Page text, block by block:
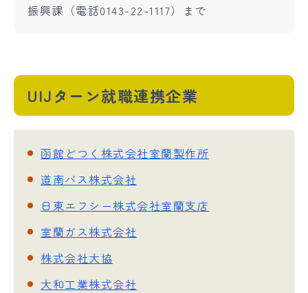
振興課（電話0143-22-1117）まで
UIJターン就職連携企業
函館どつく株式会社室蘭製作所
道南バス株式会社
日東エフシー株式会社室蘭支店
室蘭ガス株式会社
株式会社大協
大和工業株式会社